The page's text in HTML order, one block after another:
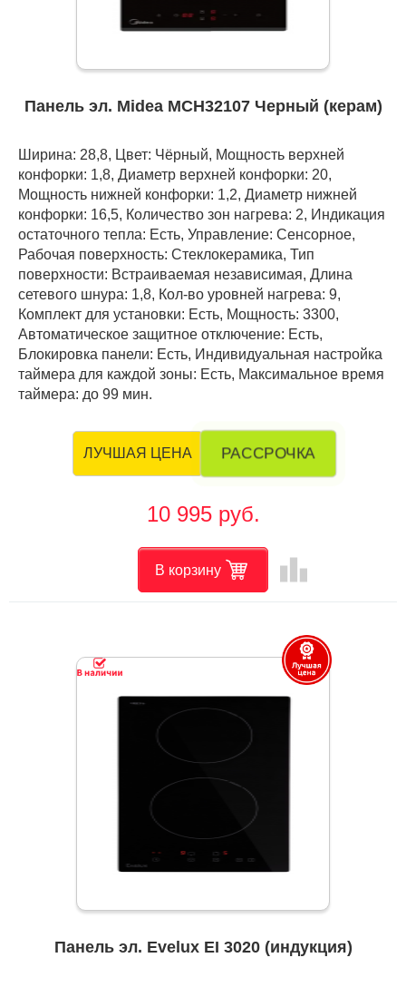
Панель эл. Midea MCH32107 Черный (керам)
Ширина: 28,8, Цвет: Чёрный, Мощность верхней
конфорки: 1,8, Диаметр верхней конфорки: 20,
Мощность нижней конфорки: 1,2, Диаметр нижней
конфорки: 16,5, Количество зон нагрева: 2, Индикация
остаточного тепла: Есть, Управление: Сенсорное,
Рабочая поверхность: Стеклокерамика, Тип
поверхности: Встраиваемая независимая, Длина
сетевого шнура: 1,8, Кол-во уровней нагрева: 9,
Комплект для установки: Есть, Мощность: 3300,
Автоматическое защитное отключение: Есть,
Блокировка панели: Есть, Индивидуальная настройка
таймера для каждой зоны: Есть, Максимальное время
таймера: до 99 мин.
ЛУЧШАЯ ЦЕНА РАССРОЧКА
10 995 руб.
В корзину leaderboard
Панель эл. Evelux EI 3020 (индукция)